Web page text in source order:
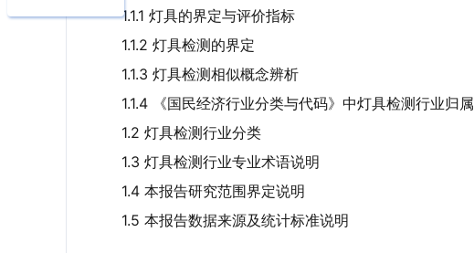
1.1.1 灯具的界定与评价指标
1.1.2 灯具检测的界定
1.1.3 灯具检测相似概念辨析
1.1.4 《国民经济行业分类与代码》中灯具检测行业归属
1.2 灯具检测行业分类
1.3 灯具检测行业专业术语说明
1.4 本报告研究范围界定说明
1.5 本报告数据来源及统计标准说明